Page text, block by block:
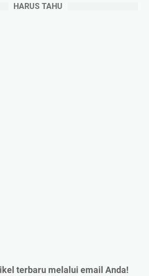
HARUS TAHU
terbaru melalui email Anda!